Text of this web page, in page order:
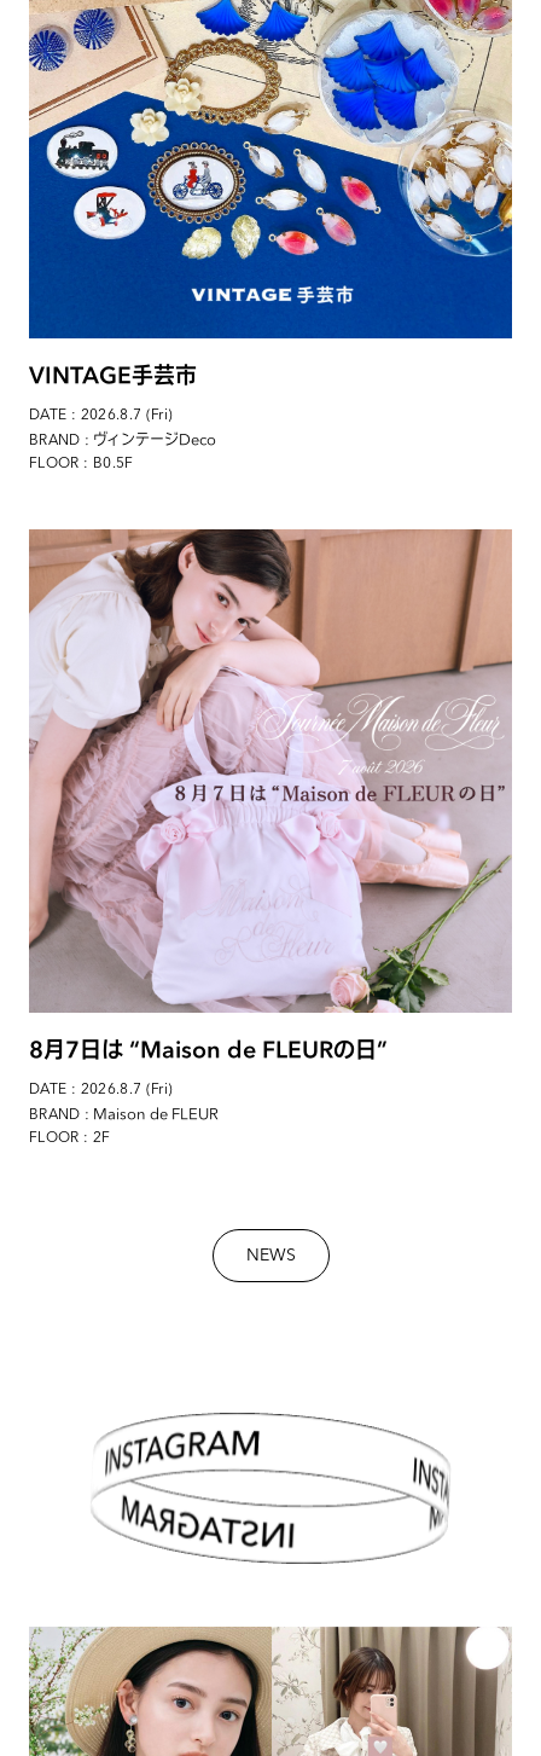
VINTAGE手芸市
DATE : 2026.8.7 (Fri)
BRAND : ヴィンテージDeco
FLOOR : B0.5F
8月7日は “Maison de FLEURの日”
DATE : 2026.8.7 (Fri)
BRAND : Maison de FLEUR
FLOOR : 2F
NEWS
INSTAGRAM